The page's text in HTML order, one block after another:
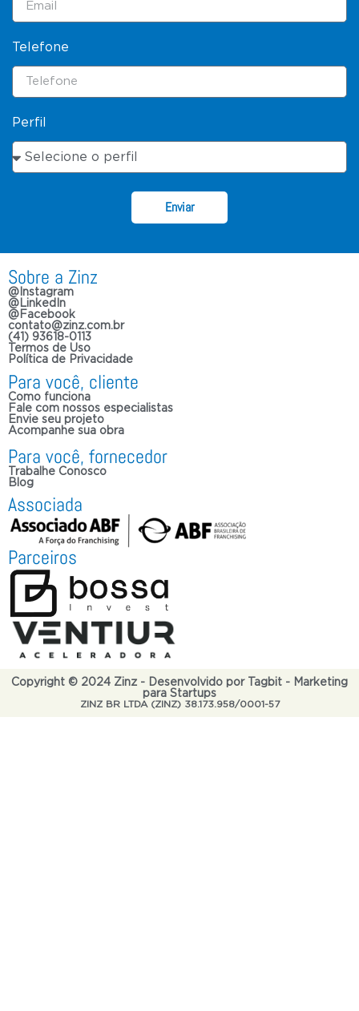
Telefone
Perfil
Enviar
Sobre a Zinz
@Instagram
@LinkedIn
@Facebook
contato@zinz.com.br
(41) 93618-0113
Termos de Uso
Política de Privacidade
Para você, cliente
Como funciona
Fale com nossos especialistas
Envie seu projeto
Acompanhe sua obra
Para você, fornecedor
Trabalhe Conosco
Blog
Associada
Parceiros
Copyright © 2024 Zinz - Desenvolvido por Tagbit - Marketing
para Startups
ZINZ BR LTDA (ZINZ) 38.173.958/0001-57